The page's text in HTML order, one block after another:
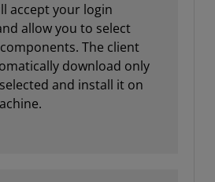
accept your login
allow you to select
The client
download only
and install it on